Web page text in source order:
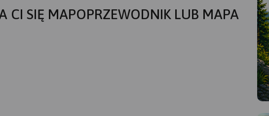
CI SIĘ MAPOPRZEWODNIK LUB MAPA